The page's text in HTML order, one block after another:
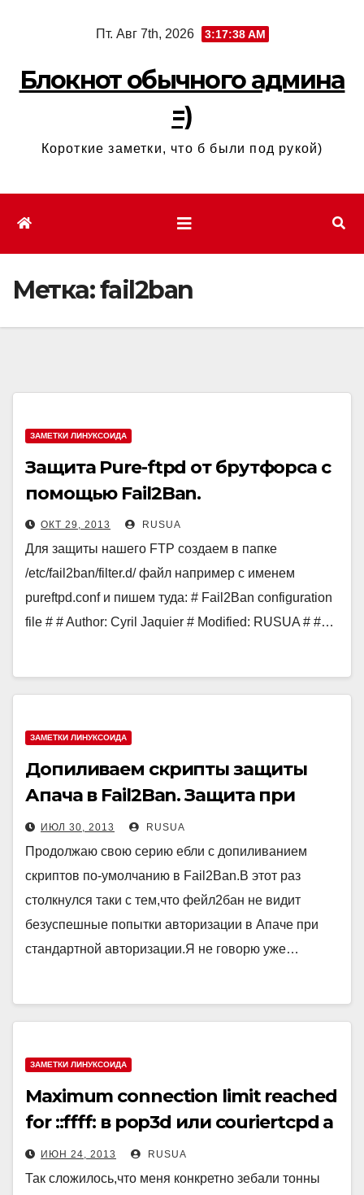
Пт. Авг 7th, 2026 3:17:38 AM
Блокнот обычного админа
=)
Короткие заметки, что б были под рукой)
Метка:fail2ban
ЗАМЕТКИ ЛИНУКСОИДА
Защита Pure-ftpd от брутфорса с
помощью Fail2Ban.
ОКТ 29, 2013 RUSUA
Для защиты нашего FTP создаем в папке
/etc/fail2ban/filter.d/ файл например с именем
pureftpd.conf и пишем туда: # Fail2Ban configuration
file # # Author: Cyril Jaquier # Modified: RUSUA # #…
ЗАМЕТКИ ЛИНУКСОИДА
Допиливаем скрипты защиты
Апача в Fail2Ban. Защита при
Digest авторизации.
ИЮЛ 30, 2013 RUSUA
Продолжаю свою серию ебли с допиливанием
скриптов по-умолчанию в Fail2Ban.В этот раз
столкнулся таки с тем,что фейл2бан не видит
безуспешные попытки авторизации в Апаче при
стандартной авторизации.Я не говорю уже…
ЗАМЕТКИ ЛИНУКСОИДА
Maximum connection limit reached
for ::ffff: в pop3d или couriertcpd а
так же защита с помощью
fail2ban
ИЮН 24, 2013 RUSUA
Так сложилось,что меня конкретно зебали тонны